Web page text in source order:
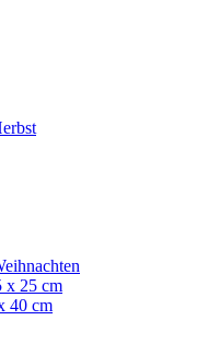
x 25 cm
40 cm